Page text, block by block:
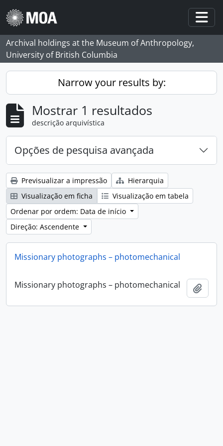
Skip to main content
Archival holdings at the Museum of Anthropology,
University of British Columbia
Narrow your results by:
Mostrar 1 resultados
descrição arquivística
Opções de pesquisa avançada
Previsualizar a impressão
Hierarquia
Visualização em ficha
Visualização em tabela
Ordenar por ordem: Data de início
Direção: Ascendente
Missionary photographs – photomechanical
Missionary photographs – photomechanical